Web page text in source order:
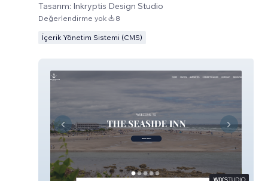
Tasarım: Inkryptis Design Studio
Değerlendirme yok 8
İçerik Yönetim Sistemi (CMS)